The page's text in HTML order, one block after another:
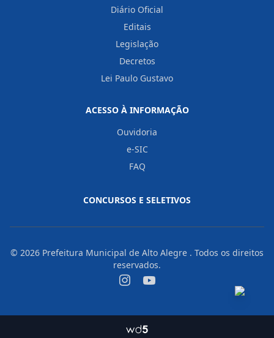
Diário Oficial
Editais
Legislação
Decretos
Lei Paulo Gustavo
ACESSO À INFORMAÇÃO
Ouvidoria
e-SIC
FAQ
CONCURSOS E SELETIVOS
© 2026 Prefeitura Municipal de Alto Alegre . Todos os direitos
reservados.